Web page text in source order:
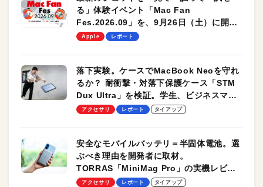
る」体験イベント「Mac Fan
Fes.2026.09」を、9月26日（土）に開催
します！
Apple レポート
落下実験。ケースでMacBook Neoを守れ
るか？ 耐衝撃・対落下保護ケース「STM
Dux Ultra」を検証。学生、ビジネスマン
のモバイルユースに最適！
アクセサリ レポート タイアップ
安全なモバイルバッテリ＝半固体電池。選
ぶべき理由を開発者に取材。
TORRAS「MiniMag Pro」の実機レビュ
ーも
アクセサリ レポート タイアップ